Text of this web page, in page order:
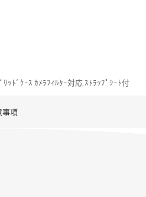
ﾞﾘｯﾄﾞｹｰｽ ｶﾒﾗﾌｨﾙﾀｰ対応 ｽﾄﾗｯﾌﾟｼｰﾄ付
事項